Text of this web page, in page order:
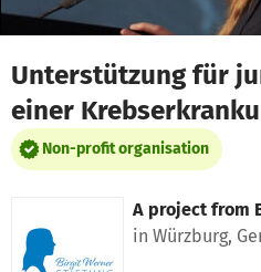
Unterstützung für
einer
Non-profit organisation
A project from
in Würzburg,